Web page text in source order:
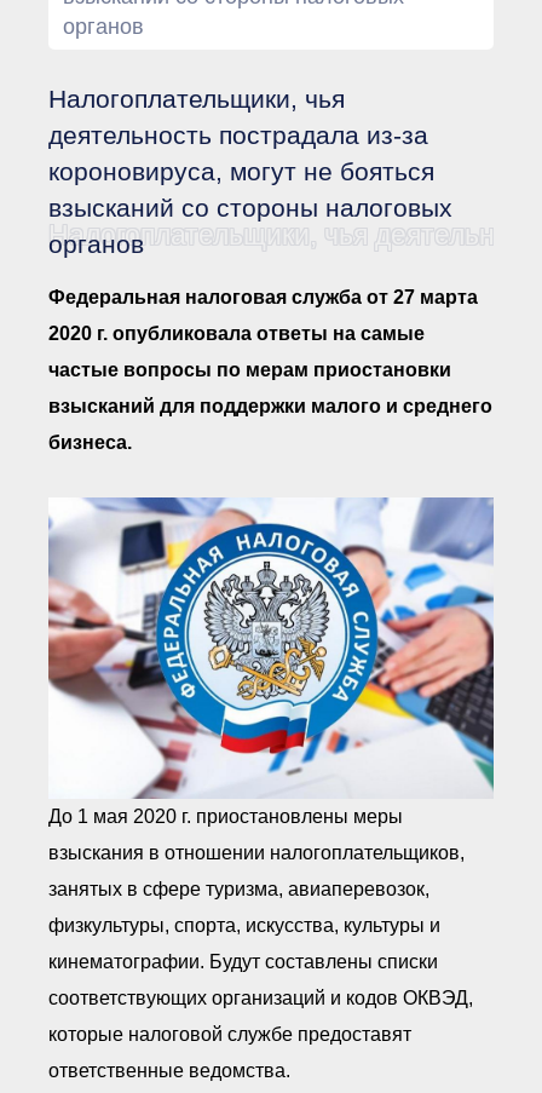
● Сбор предложений во
Финансовая отчетность
Компенсационный фонд
Реестры Ассоциации
Ассоциации
● Реестр членов
Ассоциации,
строительный контроль
● Реестр членов
объединения
работодателей
Ассоциации — технических
● Реестр членов
Ассоциации с правом
ООТСУО
● Реестр членов СРО
имеющих строительные
лаборатории
Архив реестров
Общественный контроль
Политика информационной
открытости
Орган надзора
Членство в НКО
Работа в Общественных советах
Законодательство РФ по
Повышение квалификации,
переподготовка
органов
Налогоплательщики, чья
деятельность пострадала из-за
короновируса, могут не бояться
взысканий со стороны налоговых
органов
Налогоплательщики, чья
Федеральная налоговая служба от 27 марта
2020 г. опубликовала ответы на самые
частые вопросы по мерам приостановки
взысканий для поддержки малого и среднего
бизнеса.
До 1 мая 2020 г. приостановлены меры
взыскания в отношении налогоплательщиков,
занятых в сфере туризма, авиаперевозок,
физкультуры, спорта, искусства, культуры и
кинематографии. Будут составлены списки
соответствующих организаций и кодов ОКВЭД,
которые налоговой службе предоставят
ответственные ведомства.